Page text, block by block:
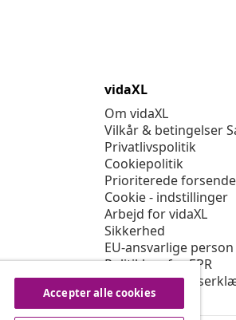
vidaXL
Om vidaXL
Vilkår & betingelser
Privatlivspolitik
Cookiepolitik
Prioriterede
Cookie - indstillinger
Arbejd for vidaXL
Sikkerhed
EU-ansvarlige person
Politikken for EPR
Accepter alle cookies